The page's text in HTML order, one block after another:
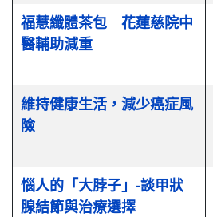
福慧纖體茶包 花蓮慈院中
醫輔助減重
維持健康生活，減少癌症風
險
惱人的「大脖子」-談甲狀
腺結節與治療選擇